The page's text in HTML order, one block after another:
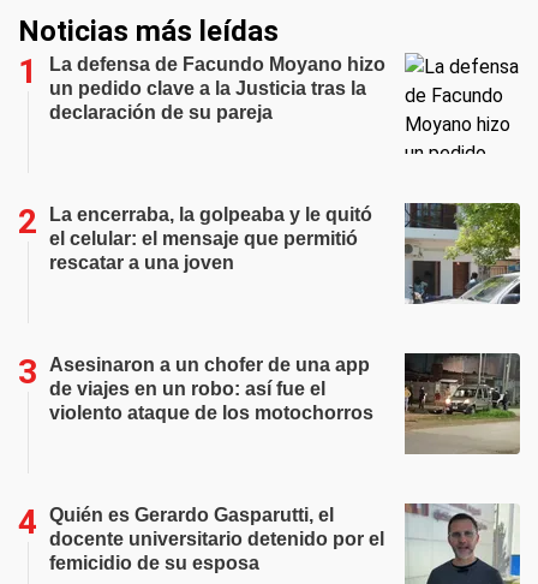
Noticias más leídas
La defensa de Facundo Moyano hizo
un pedido clave a la Justicia tras la
declaración de su pareja
La encerraba, la golpeaba y le quitó
el celular: el mensaje que permitió
rescatar a una joven
Asesinaron a un chofer de una app
de viajes en un robo: así fue el
violento ataque de los motochorros
Quién es Gerardo Gasparutti, el
docente universitario detenido por el
femicidio de su esposa